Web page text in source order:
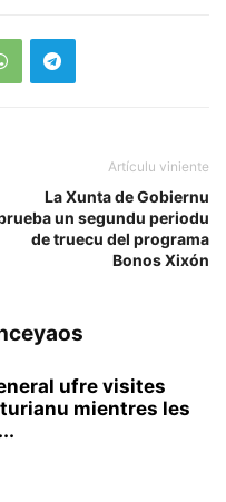
Artículu viniente
La Xunta de Gobiernu
un segundu periodu
de truecu del programa
Bonos Xixón
ufre visites
mientres les